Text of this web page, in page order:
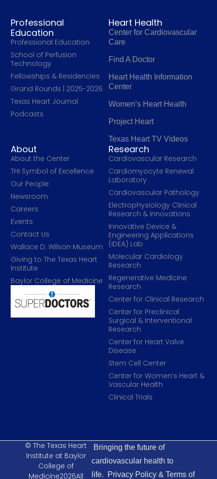
Heart Health
Center for Cardiovascular
Care
Find A Doctor
Heart Health Information
Center
Women’s Heart Health
Project Heart
Texas Heart TV Videos
Professional
Education
Professional Education
School of Perfusion
Technology
Fellowships & Residencies
Grand Rounds | 2025-2026
Texas Heart Journal
Podcasts
Research
Cardiovascular Research
Cardiomyocyte Renewal
Laboratory
Cardiovascular Pathology
Electrophysiology Clinical
Research & Innovations
Innovative Device &
Engineering Applications
(IDEA) Lab
Molecular Cardiology
Research
Regenerative Medicine
Research
Center for Clinical Research
Center for Preclinical
Surgical & Interventional
Research
Center for Heart Valve
Disease
Stem Cell Center
Center for Women’s Heart &
Vascular Health
Clinical Trials
About
About the Center
THI Symbol of Excellence
Our People
Newsroom
Careers
Events
Contact Us
Wallace D. Wilson Museum
Giving to The Texas Heart
Institute
Baylor College of Medicine
© The Texas Heart
Institute at Baylor
College of
Medicine2026All
Bringing the future of
cardiovascular health to
life.
Privacy Policy & Terms of